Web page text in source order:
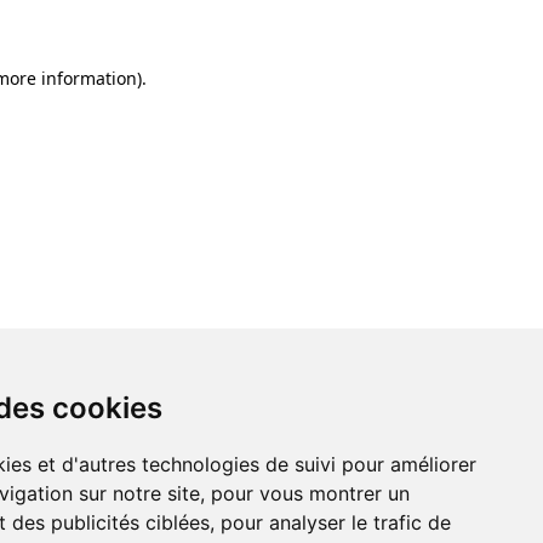
cookies
et d'autres technologies de suivi pour améliorer
sur notre site, pour vous montrer un
des publicités ciblées, pour analyser le trafic de
information).